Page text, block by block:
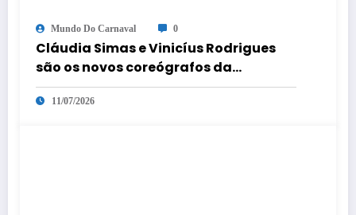
Mundo Do Carnaval 0
Cláudia Simas e Vinicíus Rodrigues
são os novos coreógrafos da
comissão de frente
11/07/2026